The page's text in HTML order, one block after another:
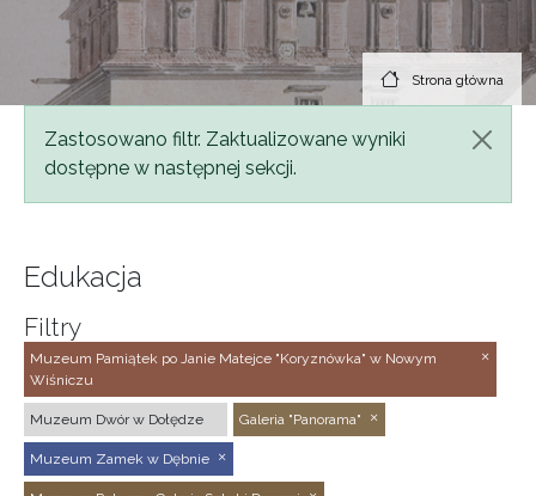
Strona główna
Komunikat
Zastosowano filtr. Zaktualizowane wyniki
dostępne w następnej sekcji.
Edukacja
Filtry
Muzeum Pamiątek po Janie Matejce "Koryznówka" w Nowym
Wiśniczu
Muzeum Dwór w Dołędze Galeria "Panorama"
Muzeum Zamek w Dębnie